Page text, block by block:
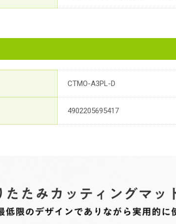
CTMO-A3PL-D
4902205695417